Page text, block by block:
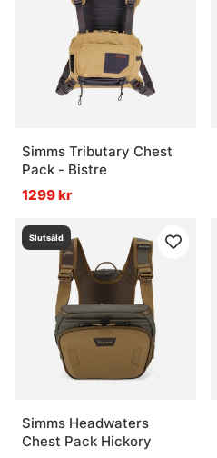
Simms Tributary Chest
Pack - Bistre
1299 kr
Slutsåld
Simms Headwaters
Chest Pack Hickory